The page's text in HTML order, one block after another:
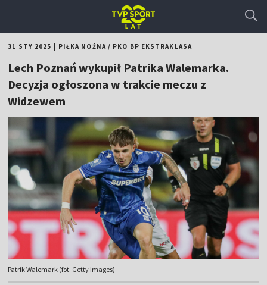
31 STY 2025 PIŁKA NOŻNA/ PKO BP EKSTRAKLASA
Lech Poznań wykupił Patrika Walemarka.
Decyzja ogłoszona w trakcie meczu z
Widzewem
Patrik Walemark (fot. Getty Images)